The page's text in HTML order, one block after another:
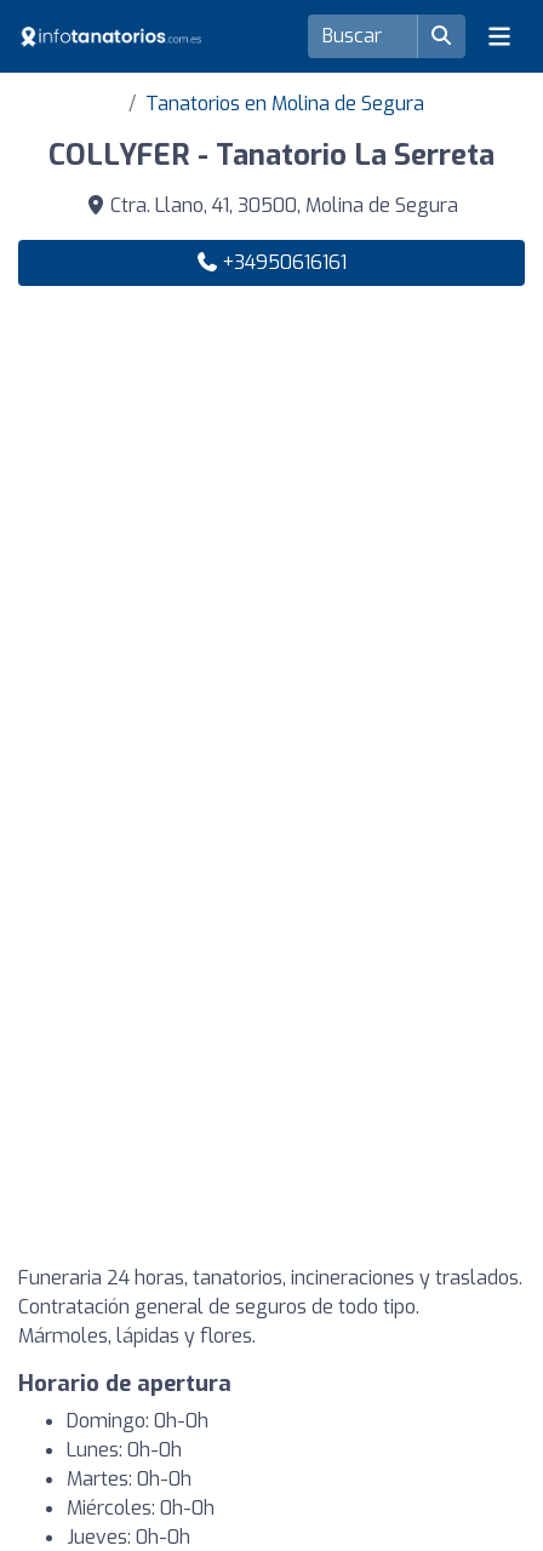
Tanatorios en Molina de Segura
COLLYFER - Tanatorio La Serreta
Ctra. Llano, 41, 30500, Molina de Segura
+34950616161
Funeraria 24 horas, tanatorios, incineraciones y traslados.
Contratación general de seguros de todo tipo.
Mármoles, lápidas y flores.
Horario de apertura
Domingo: 0h-0h
Lunes: 0h-0h
Martes: 0h-0h
Miércoles: 0h-0h
Jueves: 0h-0h